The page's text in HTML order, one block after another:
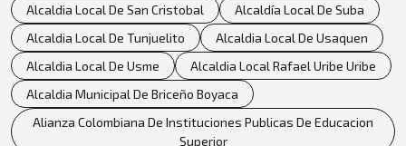
Alcaldia Local De San Cristobal
Alcaldía Local De Suba
Alcaldia Local De Tunjuelito
Alcaldia Local De Usaquen
Alcaldia Local De Usme
Alcaldia Local Rafael Uribe Uribe
Alcaldia Municipal De Briceño Boyaca
Alianza Colombiana De Instituciones Publicas De Educacion
Superior